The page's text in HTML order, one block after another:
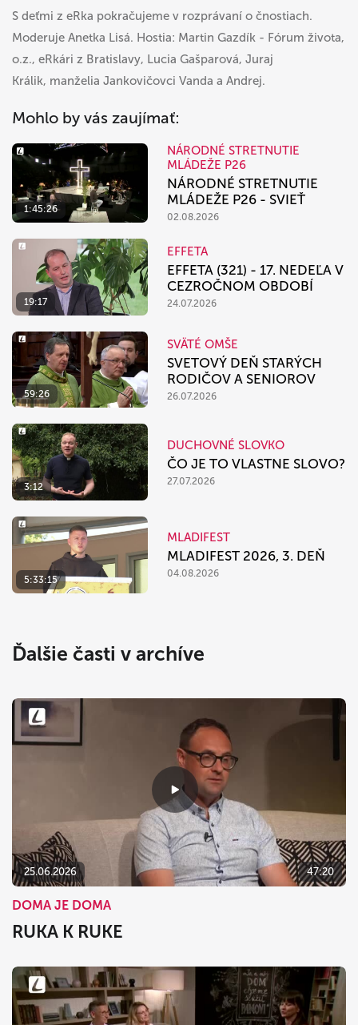
S deťmi z eRka pokračujeme v rozprávaní o čnostiach.
Moderuje Anetka Lisá. Hostia: Martin Gazdík - Fórum života,
o.z., eRkári z Bratislavy, Lucia Gašparová, Juraj
Králik, manželia Jankovičovci Vanda a Andrej.
Mohlo by vás zaujímať:
1:45:26
NÁRODNÉ STRETNUTIE
MLÁDEŽE P26
NÁRODNÉ STRETNUTIE
MLÁDEŽE P26 - SVIEŤ
02.08.2026
19:17
EFFETA
EFFETA (321) - 17. NEDEĽA V
CEZROČNOM OBDOBÍ
24.07.2026
59:26
SVÄTÉ OMŠE
SVETOVÝ DEŇ STARÝCH
RODIČOV A SENIOROV
26.07.2026
3:12
DUCHOVNÉ SLOVKO
ČO JE TO VLASTNE SLOVO?
27.07.2026
5:33:15
MLADIFEST
MLADIFEST 2026, 3. DEŇ
04.08.2026
Ďalšie časti v archíve
25.06.2026 47:20
DOMA JE DOMA
RUKA K RUKE